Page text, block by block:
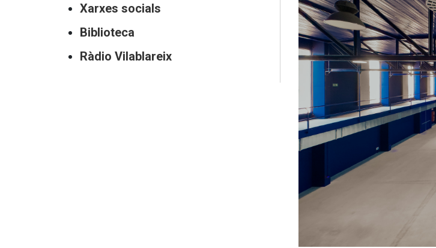
Xarxes socials
Biblioteca
Ràdio Vilablareix